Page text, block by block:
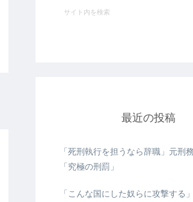
最近の投稿
「死刑執行を担うなら辞職」元刑
「究極の刑罰」
「こんな国にした奴らに攻撃する